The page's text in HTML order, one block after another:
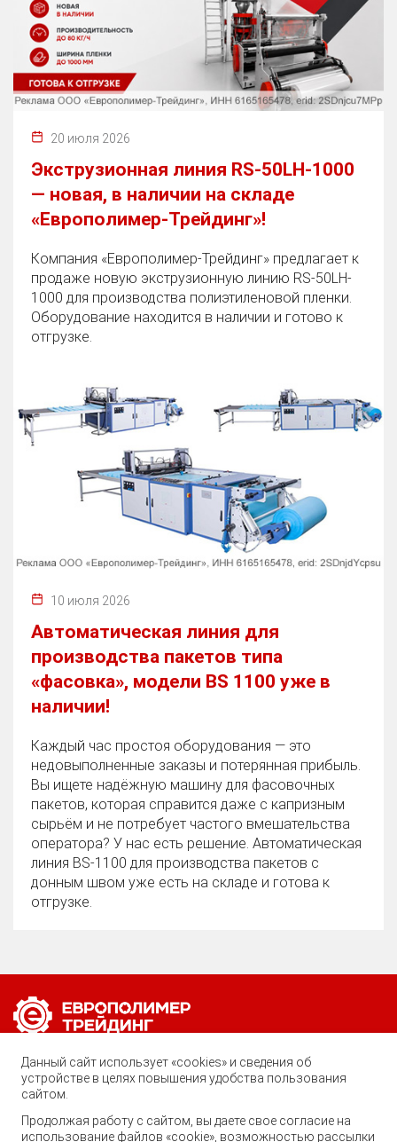
20 июля 2026
Экструзионная линия RS-50LH-1000
— новая, в наличии на складе
«Европолимер-Трейдинг»!
Компания «Европолимер-Трейдинг» предлагает к
продаже новую экструзионную линию RS-50LH-
1000 для производства полиэтиленовой пленки.
Оборудование находится в наличии и готово к
отгрузке.
10 июля 2026
Автоматическая линия для
производства пакетов типа
«фасовка», модели BS 1100 уже в
наличии!
Каждый час простоя оборудования — это
недовыполненные заказы и потерянная прибыль.
Вы ищете надёжную машину для фасовочных
пакетов, которая справится даже с капризным
сырьём и не потребует частого вмешательства
оператора? У нас есть решение. Автоматическая
линия BS‑1100 для производства пакетов с
донным швом уже есть на складе и готова к
отгрузке.
Позвоните нам по любому вопросу:
8 (800) 222-40-61
Ростов-на-Дону, ул. Вавилова, 59
Данный сайт использует «cookies» и сведения об
устройстве в целях повышения удобства пользования
сайтом.
Продолжая работу с сайтом, вы даете свое согласие на
использование файлов «cookie», возможностью рассылки